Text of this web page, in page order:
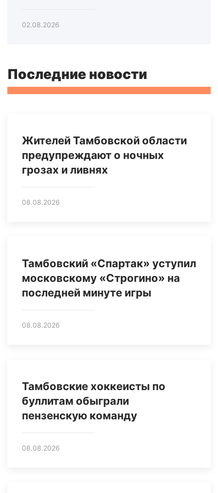
02.08.2026
Последние новости
Жителей Тамбовской области
предупреждают о ночных
грозах и ливнях
08.08.2026
Тамбовский «Спартак» уступил
московскому «Строгино» на
последней минуте игры
08.08.2026
Тамбовские хоккеисты по
буллитам обыграли
пензенскую команду
08.08.2026